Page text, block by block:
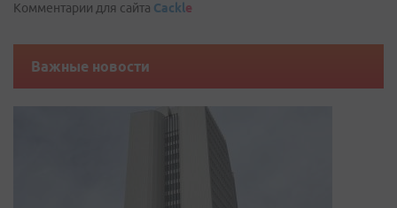
Комментарии для сайта Cackle
Важные новости